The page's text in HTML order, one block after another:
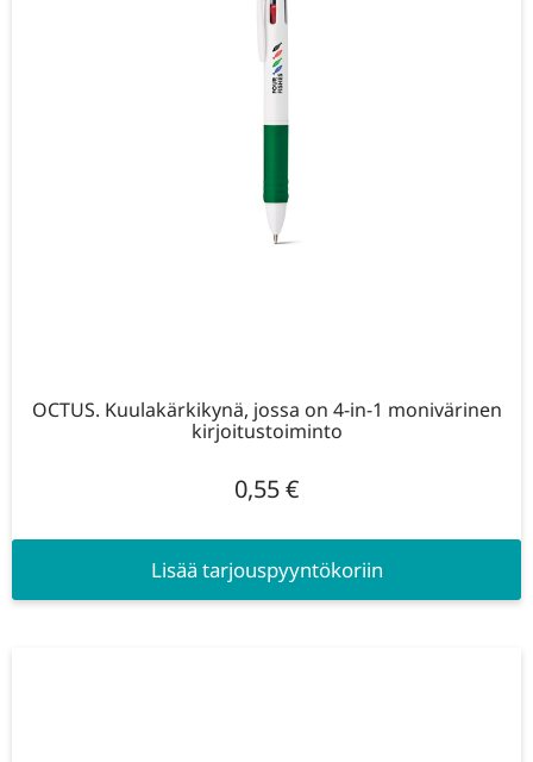
OCTUS. Kuulakärkikynä, jossa on 4-in-1 monivärinen
kirjoitustoiminto
0,55€
Lisää tarjouspyyntökoriin